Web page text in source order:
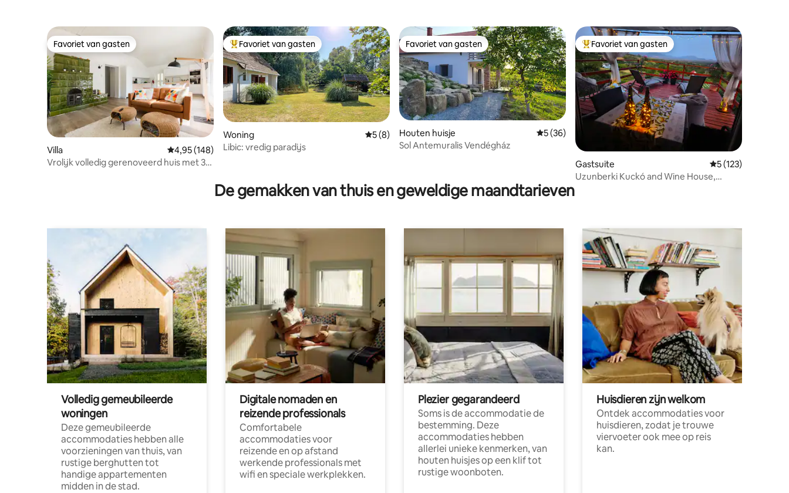
Favoriet van gasten
Favoriet van gasten
Villa Gemiddelde beoordeling van 4,95 uit 5, 148 recensies
4,95 (148)
Vrolijk volledig gerenoveerd huis met 3
Topfavoriet van gasten
Favoriet van gasten
Woning Gemiddelde beoordeling van 5 uit 5, 8 recensies
5 (8)
Libic: vredig paradijs
Favoriet van gasten
Favoriet van gasten
Houten huisje Gemiddelde beoordeling van 5 uit 5, 36 recensies
5 (36)
Sol Antemuralis Vendégház
Topfavoriet van gasten
Favoriet van gasten
Gastsuite Gemiddelde
5 (123)
Uzunberki Kuckó and Wine House,
De gemakken van thuis en geweldige maandtarieven
Volledig gemeubileerde
woningen
Deze gemeubileerde
accommodaties hebben alle
voorzieningen van thuis, van
rustige berghutten tot
handige appartementen
midden in de stad.
Digitale nomaden en
reizende professionals
Comfortabele
accommodaties voor
reizende en op afstand
werkende professionals met
wifi en speciale werkplekken.
Plezier gegarandeerd
Soms is de accommodatie de
bestemming. Deze
accommodaties hebben
allerlei unieke kenmerken, van
houten huisjes op een klif tot
rustige woonboten.
Huisdieren zijn welkom
Ontdek accommodaties voor
huisdieren, zodat je trouwe
viervoeter ook mee op reis
kan.